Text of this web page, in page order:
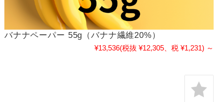
バナナペーパー 55g（バナナ繊維20%）
¥13,536(税抜 ¥12,305、税 ¥1,231) ～